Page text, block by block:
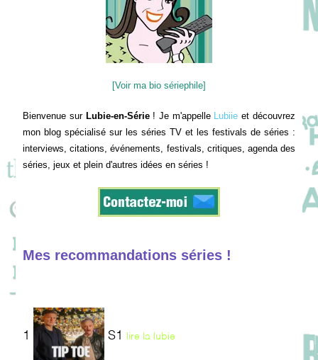
[Voir ma bio sériephile]
Bienvenue sur Lubie-en-Série! Je m'appelle Lubiie et découvrez
mon blog spécialisé sur les séries TV et les festivals de séries :
interviews, citations, événements, festivals, critiques, agenda des
séries, jeux et plein d'autres idées en séries !
Mes recommandations séries !
1 S1 lire la lubie